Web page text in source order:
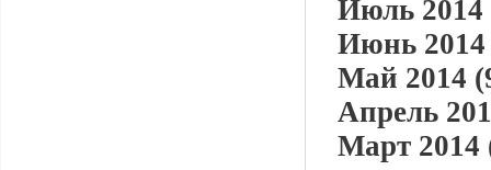
Июль 2014
Июнь 2014
Май 2014
Апрель
Март 2014